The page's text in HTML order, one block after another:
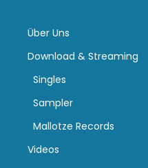
Über Uns
Download & Streaming
Singles
Sampler
Mallotze Records
Videos